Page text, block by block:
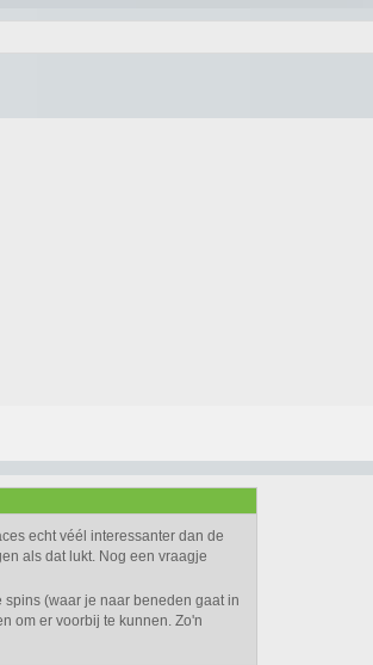
echt véél interessanter dan de
als dat lukt. Nog een vraagje
(waar je naar beneden gaat in
om er voorbij te kunnen. Zo'n